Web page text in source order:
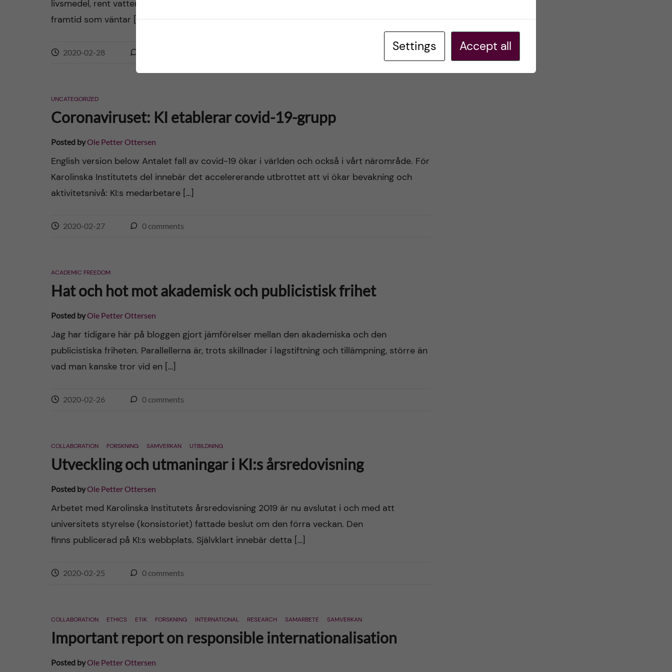
livsmedel, rent vatten och läkemedel, ökade möjligheter till skolgång – är det en osäker
framtid som väntar […]
2020-02-28
UNCATEGORIZED
Coronaviruset: KI etablerar covid-19-grupp
Posted byOle Petter Ottersen
English version below Antalet fall av covid-19 ökar i världen och också i vårt närområde. För
Karolinska Institutets del innebär det accelererande utbrottet att vi ökar bevakning och
aktivitetsnivå: KI:s medarbetare […]
2020-02-27 0 comments
ACADEMIC FREEDOM
Hat och hot mot akademisk och publicistisk frihet
Posted byOle Petter Ottersen
Jag har tidigare här på bloggen gjort jämförelser mellan den akademiska och den
publicistiska friheten. Parallellerna är, trots skillnader i lagstiftning och tillämpning, större än
vad man kanske tror vid en […]
2020-02-26 0 comments
COLLABORATION FORSKNING SAMVERKAN UTBILDNING
Utveckling och utmaningar i KI:s årsredovisning
Posted byOle Petter Ottersen
Arbetet med Karolinska Institutets årsredovisning 2019 är nu avslutat i och med att
universitets styrelse (konsistoriet) fattade beslut om den förra veckan. Den
finns publicerad på KI:s webbplats. Självklart innebär detta […]
2020-02-25 0 comments
COLLABORATION ETHICS ETIK FORSKNING INTERNATIONAL RESEARCH SAMARBETE SAMVERKAN
Important report on responsible internationalisation
Posted byOle Petter Ottersen
Settings Accept all